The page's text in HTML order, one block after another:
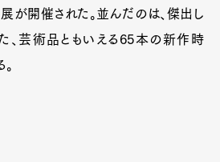
展が開催された。並んだのは、傑出し
、芸術品ともいえる65本の新作時